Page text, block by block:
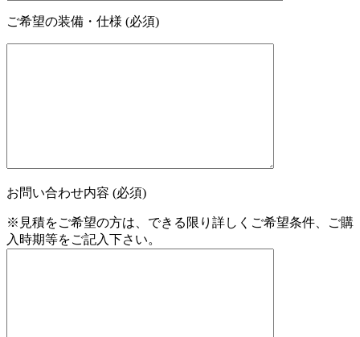
ご希望の装備・仕様 (必須)
お問い合わせ内容 (必須)
※見積をご希望の方は、できる限り詳しくご希望条件、ご購
入時期等をご記入下さい。